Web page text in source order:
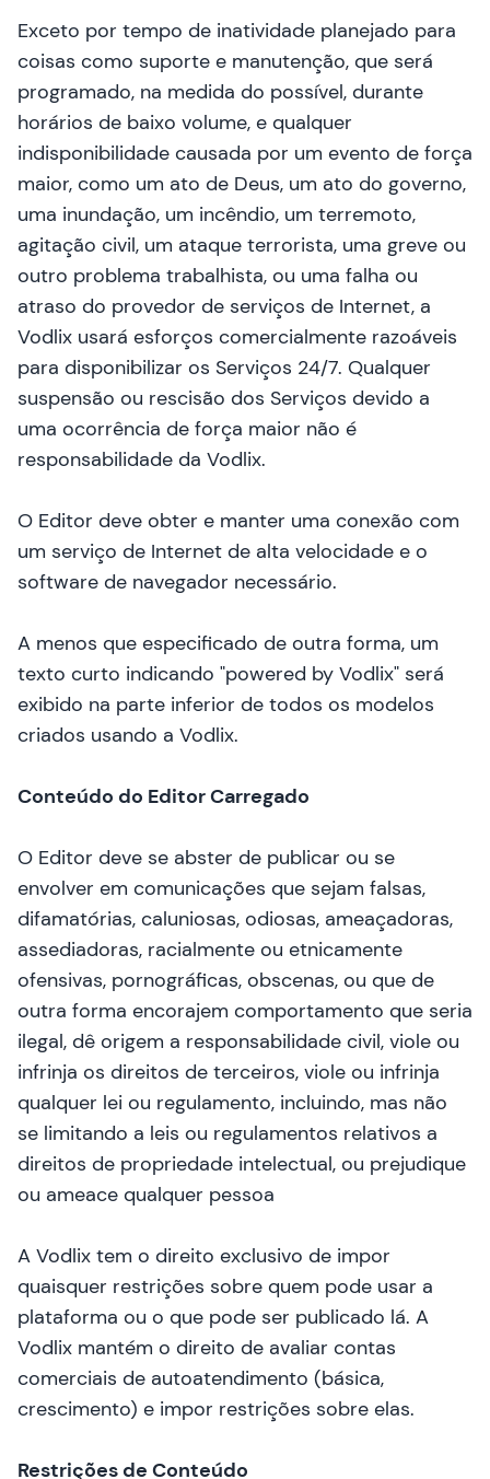
Exceto por tempo de inatividade planejado para
coisas como suporte e manutenção, que será
programado, na medida do possível, durante
horários de baixo volume, e qualquer
indisponibilidade causada por um evento de força
maior, como um ato de Deus, um ato do governo,
uma inundação, um incêndio, um terremoto,
agitação civil, um ataque terrorista, uma greve ou
outro problema trabalhista, ou uma falha ou
atraso do provedor de serviços de Internet, a
Vodlix usará esforços comercialmente razoáveis
para disponibilizar os Serviços 24/7. Qualquer
suspensão ou rescisão dos Serviços devido a
uma ocorrência de força maior não é
responsabilidade da Vodlix.
O Editor deve obter e manter uma conexão com
um serviço de Internet de alta velocidade e o
software de navegador necessário.
A menos que especificado de outra forma, um
texto curto indicando "powered by Vodlix" será
exibido na parte inferior de todos os modelos
criados usando a Vodlix.
Conteúdo do Editor Carregado
O Editor deve se abster de publicar ou se
envolver em comunicações que sejam falsas,
difamatórias, caluniosas, odiosas, ameaçadoras,
assediadoras, racialmente ou etnicamente
ofensivas, pornográficas, obscenas, ou que de
outra forma encorajem comportamento que seria
ilegal, dê origem a responsabilidade civil, viole ou
infrinja os direitos de terceiros, viole ou infrinja
qualquer lei ou regulamento, incluindo, mas não
se limitando a leis ou regulamentos relativos a
direitos de propriedade intelectual, ou prejudique
ou ameace qualquer pessoa
A Vodlix tem o direito exclusivo de impor
quaisquer restrições sobre quem pode usar a
plataforma ou o que pode ser publicado lá. A
Vodlix mantém o direito de avaliar contas
comerciais de autoatendimento (básica,
crescimento) e impor restrições sobre elas.
Restrições de Conteúdo